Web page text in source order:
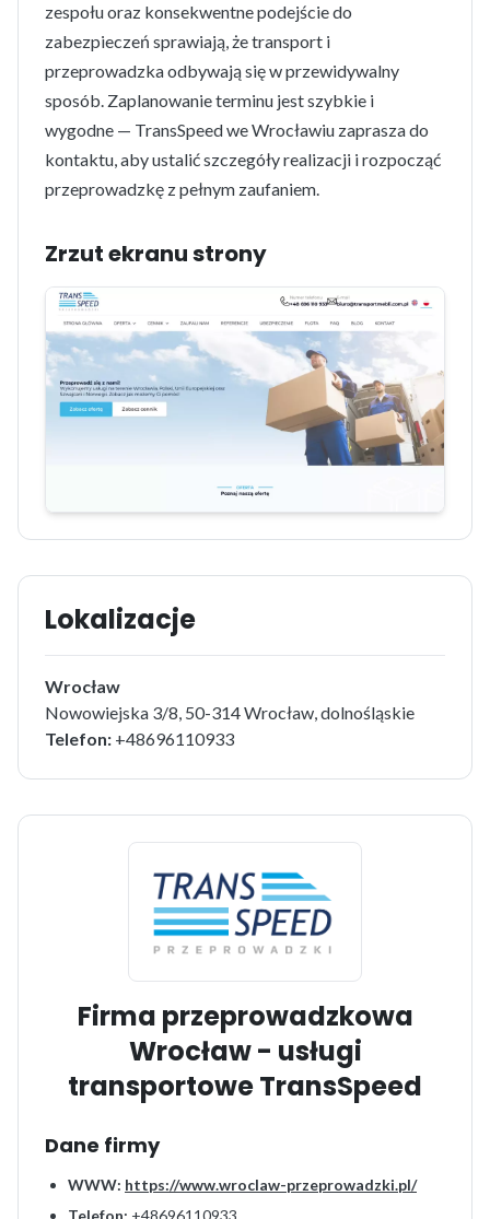
zespołu oraz konsekwentne podejście do
zabezpieczeń sprawiają, że transport i
przeprowadzka odbywają się w przewidywalny
sposób. Zaplanowanie terminu jest szybkie i
wygodne — TransSpeed we Wrocławiu zaprasza do
kontaktu, aby ustalić szczegóły realizacji i rozpocząć
przeprowadzkę z pełnym zaufaniem.
Zrzut ekranu strony
Lokalizacje
Wrocław
Nowowiejska 3/8, 50-314 Wrocław, dolnośląskie
Telefon: +48696110933
Firma przeprowadzkowa
Wrocław - usługi
transportowe TransSpeed
Dane firmy
WWW: https://www.wroclaw-przeprowadzki.pl/
Telefon: +48696110933